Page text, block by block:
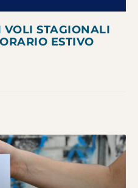
STAGIONALI
ESTIVO